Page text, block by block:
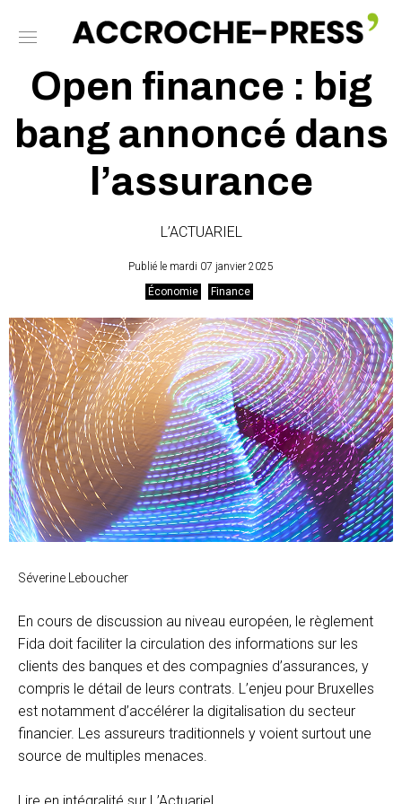
Open finance : big
bang annoncé dans
l’assurance
L’ACTUARIEL
Publié le mardi 07 janvier 2025
Économie
Finance
Séverine Leboucher
En cours de discussion au niveau européen, le règlement
Fida doit faciliter la circulation des informations sur les
clients des banques et des compagnies d’assurances, y
compris le détail de leurs contrats. L’enjeu pour Bruxelles
est notamment d’accélérer la digitalisation du secteur
financier. Les assureurs traditionnels y voient surtout une
source de multiples menaces.